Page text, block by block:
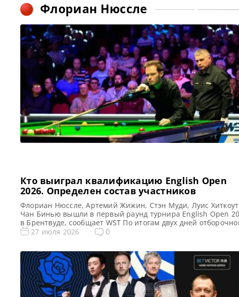
Флориан Нюссле
Кто выиграл квалификацию English Open
2026. Определен состав участников
Флориан Нюссле, Артемий Жижин, Стэн Муди, Луис
Чан Бинью вышли в первый раунд турнира English Open
в Брентвуде, сообщает WST По итогам двух дней
этапа сформировался окончательный список игроков,
Series в новом снукерном сезоне 2026-27, […]
27 июля 2026 0